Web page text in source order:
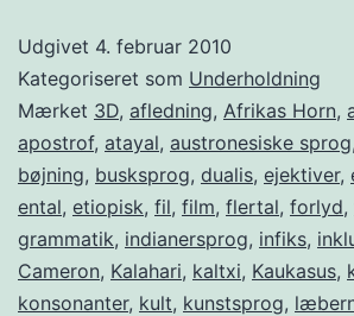
Udgivet 4. februar 2010
Kategoriseret som Underholdning
Mærket 3D, afledning, Afrikas Horn,
apostrof, atayal, austronesiske sprog,
bøjning, busksprog, dualis, ejektiver,
ental, etiopisk, fil, film, flertal, forlyd,
grammatik, indianersprog, infiks,
Cameron, Kalahari, kaltxi, Kaukasus,
konsonanter, kult, kunstsprog,